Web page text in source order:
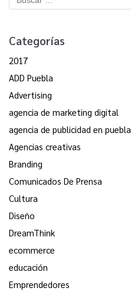
Categorías
2017
ADD Puebla
Advertising
agencia de marketing digital
agencia de publicidad en puebla
Agencias creativas
Branding
Comunicados De Prensa
Cultura
Diseño
DreamThink
ecommerce
educación
Emprendedores